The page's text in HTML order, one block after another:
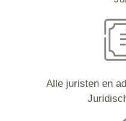
Alle juristen en